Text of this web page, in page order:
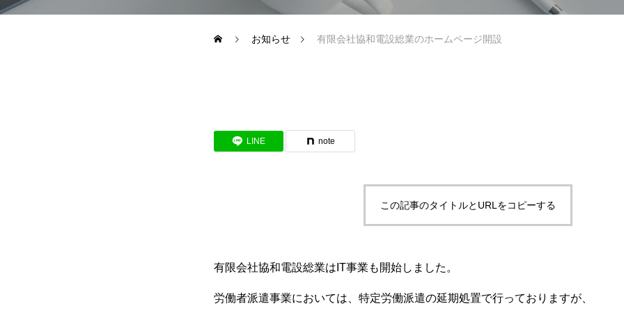
会社概要 会社沿革
お知らせ 有限会社協和電設総業のホームページ開設
LINE note
この記事のタイトルとURLをコピーする
有限会社協和電設総業はIT事業も開始しました。
労働者派遣事業においては、特定労働派遣の延期処置で行っておりますが、